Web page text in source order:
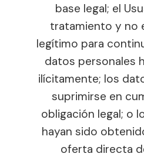
base legal; el
tratamiento y no
legítimo para
datos personales
ilícitamente; los
suprimirse en
obligación legal; o
hayan sido
oferta directa